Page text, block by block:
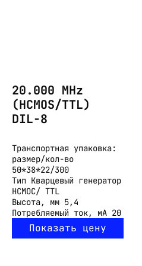
20.000 MHz
(HCMOS/TTL)
DIL-8
Транспортная упаковка:
размер/кол-во
50*38*22/300
Тип Кварцевый генератор
HCMOC/ TTL
Высота, мм 5,4
Потребляемый ток, мА 20
Показать цену